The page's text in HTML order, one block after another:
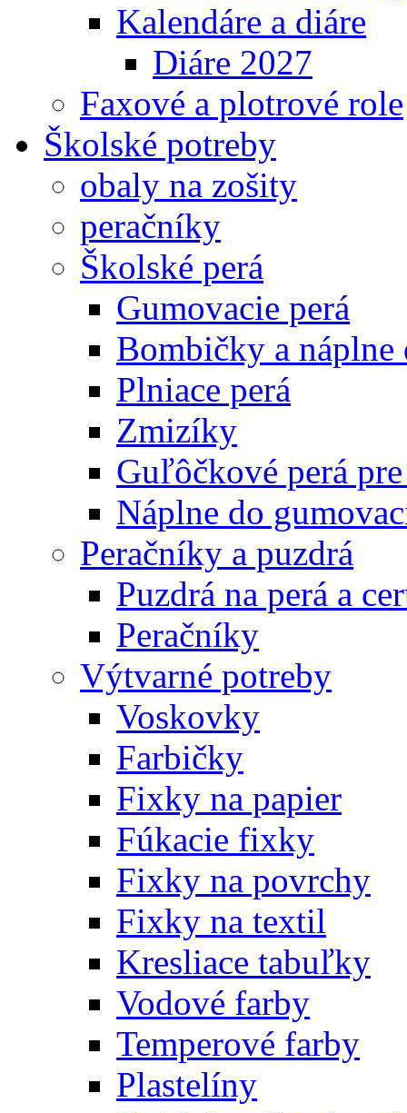
Kalendáre a diáre
Diáre 2027
Faxové a plotrové role
Školské potreby
obaly na zošity
peračníky
Školské perá
Gumovacie perá
Bombičky a náplne
Plniace perá
Zmizíky
Guľôčkové perá
Náplne do
Peračníky a puzdrá
Puzdrá na perá a
Peračníky
Výtvarné potreby
Voskovky
Farbičky
Fixky na papier
Fúkacie fixky
Fixky na povrchy
Fixky na textil
Kresliace tabuľky
Vodové farby
Temperové farby
Plastelíny